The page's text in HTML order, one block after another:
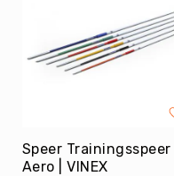
Speer Trainingsspeer
Aero | VINEX